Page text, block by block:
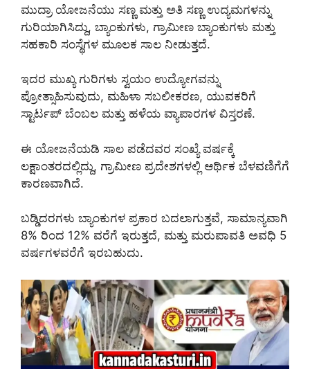
ಮುದ್ರಾ ಯೋಜನೆಯು ಸಣ್ಣ ಮತ್ತು ಅತಿ ಸಣ್ಣ ಉದ್ಯಮಗಳನ್ನು
ಗುರಿಯಾಗಿಸಿದ್ದು, ಬ್ಯಾಂಕುಗಳು, ಗ್ರಾಮೀಣ ಬ್ಯಾಂಕುಗಳು ಮತ್ತು
ಸಹಕಾರಿ ಸಂಸ್ಥೆಗಳ ಮೂಲಕ ಸಾಲ ನೀಡುತ್ತದೆ.
ಇದರ ಮುಖ್ಯ ಗುರಿಗಳು ಸ್ವಯಂ ಉದ್ಯೋಗವನ್ನು
ಪ್ರೋತ್ಸಾಹಿಸುವುದು, ಮಹಿಳಾ ಸಬಲೀಕರಣ, ಯುವಕರಿಗೆ
ಸ್ಟಾರ್ಟಪ್ ಬೆಂಬಲ ಮತ್ತು ಹಳೆಯ ವ್ಯಾಪಾರಗಳ ವಿಸ್ತರಣೆ.
ಈ ಯೋಜನೆಯಡಿ ಸಾಲ ಪಡೆದವರ ಸಂಖ್ಯೆ ವರ್ಷಕ್ಕೆ
ಲಕ್ಷಾಂತರದಲ್ಲಿದ್ದು, ಗ್ರಾಮೀಣ ಪ್ರದೇಶಗಳಲ್ಲಿ ಆರ್ಥಿಕ ಬೆಳವಣಿಗೆಗೆ
ಕಾರಣವಾಗಿದೆ.
ಬಡ್ಡಿದರಗಳು ಬ್ಯಾಂಕುಗಳ ಪ್ರಕಾರ ಬದಲಾಗುತ್ತವೆ, ಸಾಮಾನ್ಯವಾಗಿ
8% ರಿಂದ 12% ವರೆಗೆ ಇರುತ್ತದೆ, ಮತ್ತು ಮರುಪಾವತಿ ಅವಧಿ 5
ವರ್ಷಗಳವರೆಗೆ ಇರಬಹುದು.